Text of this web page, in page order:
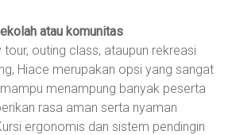
atau komunitas
tour, outing class, ataupun rekreasi
Hiace merupakan opsi yang sangat
menampung banyak peserta
rasa aman serta nyaman
ergonomis dan sistem pendingin